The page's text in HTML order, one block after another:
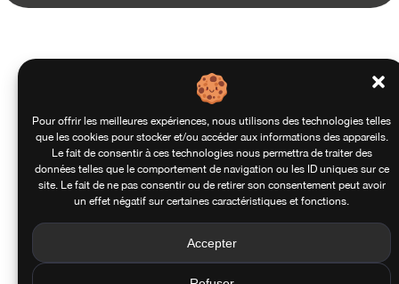
Pour offrir les meilleures expériences, nous utilisons des technologies telles
que les cookies pour stocker et/ou accéder aux informations des appareils.
Le fait de consentir à ces technologies nous permettra de traiter des
données telles que le comportement de navigation ou les ID uniques sur ce
site. Le fait de ne pas consentir ou de retirer son consentement peut avoir
un effet négatif sur certaines caractéristiques et fonctions.
Accepter